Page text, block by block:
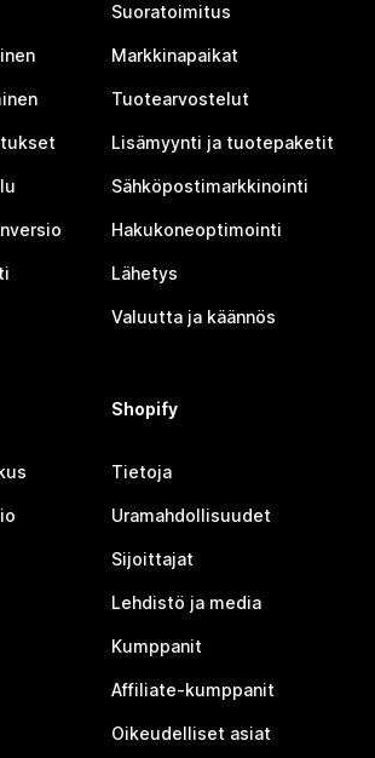
Suoratoimitus
Markkinapaikat
Tuotearvostelut
Lisämyynti ja tuotepaketit
Sähköpostimarkkinointi
Hakukoneoptimointi
Lähetys
Valuutta ja käännös
Shopify
Tietoja
Uramahdollisuudet
Sijoittajat
Lehdistö ja media
Kumppanit
Affiliate-kumppanit
Oikeudelliset asiat